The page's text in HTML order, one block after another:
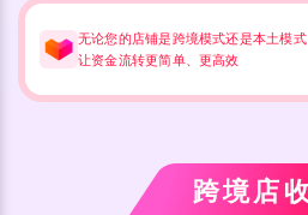
无论您的店铺是跨境模式还是本土模
让资金流转更简单、更高效
跨境店